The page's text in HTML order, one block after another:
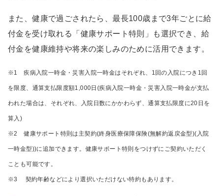
また、健康で過ごされたら、最長100歳まで3年ごとに給
付金を受け取れる「健康サポート特則」も選択でき、給
付金を健康維持や将来の楽しみのために活用できます。
※1 疾病入院一時金・災害入院一時金はそれぞれ、1回の入院につき1回
を限度、通算支払限度額1,000日(疾病入院一時金・災害入院一時金が支払
われた場合は、それぞれ、入院日数にかかわらず、通算支払限度に20日を
算入)
※2 健康サポート特則は主契約(終身医療保障保険(無解約返戻金型)(入院
一時金型))に追加できます。健康サポート特則をつけずにご契約いただく
ことも可能です。
※3 契約年齢などにより選択いただけない特約もあります。